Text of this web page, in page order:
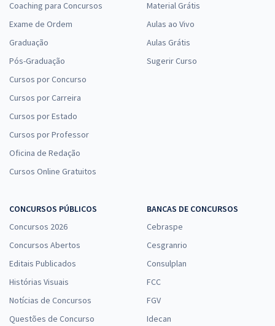
Coaching para Concursos
Exame de Ordem
Graduação
Pós-Graduação
Cursos por Concurso
Cursos por Carreira
Cursos por Estado
Cursos por Professor
Oficina de Redação
Cursos Online Gratuitos
Material Grátis
Aulas ao Vivo
Aulas Grátis
Sugerir Curso
CONCURSOS PÚBLICOS
Concursos 2026
Concursos Abertos
Editais Publicados
Histórias Visuais
Notícias de Concursos
Questões de Concurso
BANCAS DE CONCURSOS
Cebraspe
Cesgranrio
Consulplan
FCC
FGV
Idecan